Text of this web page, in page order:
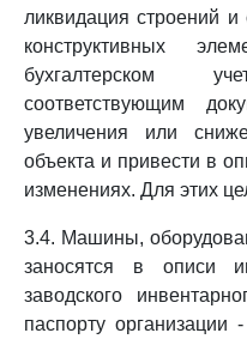
ликвидация строений
конструктивных
бухгалтерском
соответствующим
увеличения или
объекта и привести в
изменениях. Для этих
3.4. Машины,
заносятся в описи
заводского
паспорту организации